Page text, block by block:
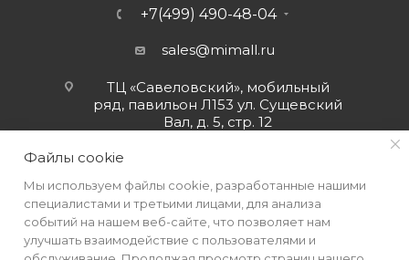
+7(499) 490-48-04
sales@mimall.ru
ТЦ «Савеловский», мобильный
ряд, павильон Л153 ул. Сущевский
Вал, д. 5, стр. 12
Файлы cookie
Мы используем файлы cookie, разработанные нашими
специалистами и третьими лицами, для анализа
событий на нашем веб-сайте, что позволяет нам
улучшать взаимодействие с пользователями и